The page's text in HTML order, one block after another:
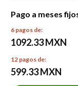
Pago a meses
6 pagos de:
1092.33 MXN
12 pagos de:
599.33 MXN